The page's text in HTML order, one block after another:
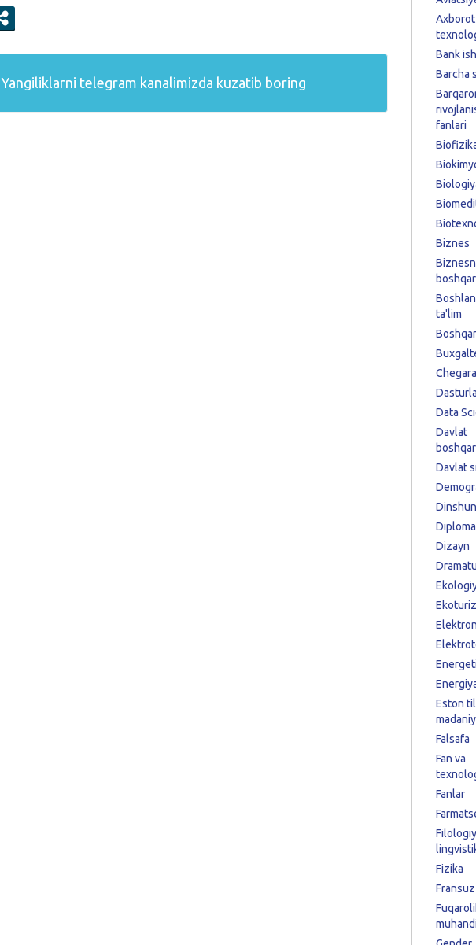
Yangiliklarni telegram kanalimizda kuzatib boring
Axborot
Bank
Barcha
fanlari
Biznes
ta'lim
Data
Davlat
Davlat
Dizayn
Eston
Falsafa
Fan va
Fanlar
Fizika